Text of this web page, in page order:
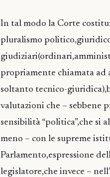
In tal modo la Corte
pluralismo
propriamente chiamata ad
soltanto tecnico-
valutazioni che – sebbene
sensibilità “politica”,che si
meno – con le supreme
Parlamento,espressione
legislatore,che invece –